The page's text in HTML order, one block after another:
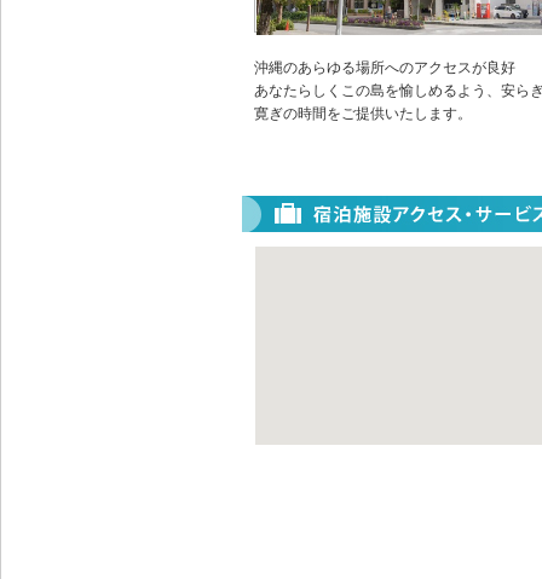
沖縄のあらゆる場所へのアクセスが良好
あなたらしくこの島を愉しめるよう、安ら
寛ぎの時間をご提供いたします。